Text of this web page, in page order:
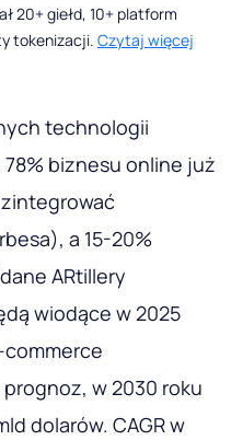
20+ giełd, 10+ platform
tokenizacji. Czytaj więcej
technologii
biznesu online już
a 15-20%
ARtillery
wiodące w 2025
commerce
w 2030 roku
dolarów. CAGR w